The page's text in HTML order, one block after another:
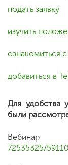
подать заявку
изучить
ознакомиться
добавиться в
Для удобства
были
72535325/